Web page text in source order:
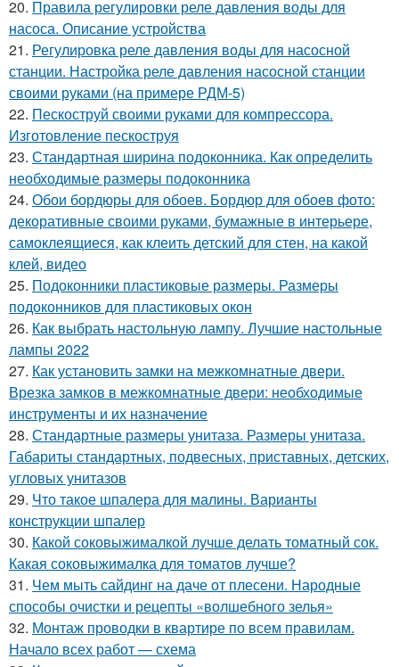
20. Правила регулировки реле давления воды для
насоса. Описание устройства
21. Регулировка реле давления воды для насосной
станции. Настройка реле давления насосной станции
своими руками (на примере РДМ-5)
22. Пескоструй своими руками для компрессора.
Изготовление пескоструя
23. Стандартная ширина подоконника. Как определить
необходимые размеры подоконника
24. Обои бордюры для обоев. Бордюр для обоев фото:
декоративные своими руками, бумажные в интерьере,
самоклеящиеся, как клеить детский для стен, на какой
клей, видео
25. Подоконники пластиковые размеры. Размеры
подоконников для пластиковых окон
26. Как выбрать настольную лампу. Лучшие настольные
лампы 2022
27. Как установить замки на межкомнатные двери.
Врезка замков в межкомнатные двери: необходимые
инструменты и их назначение
28. Стандартные размеры унитаза. Размеры унитаза.
Габариты стандартных, подвесных, приставных, детских,
угловых унитазов
29. Что такое шпалера для малины. Варианты
конструкции шпалер
30. Какой соковыжималкой лучше делать томатный сок.
Какая соковыжималка для томатов лучше?
31. Чем мыть сайдинг на даче от плесени. Народные
способы очистки и рецепты «волшебного зелья»
32. Монтаж проводки в квартире по всем правилам.
Начало всех работ — схема